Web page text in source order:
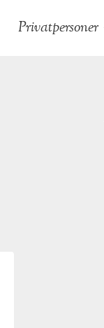
Privatpersoner